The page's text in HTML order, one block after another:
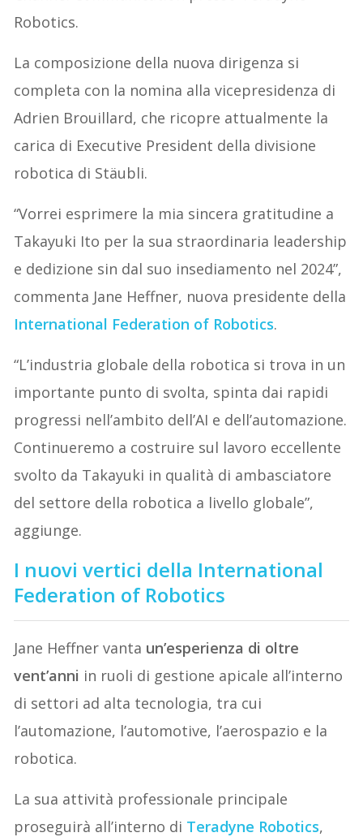
Robotics.
La composizione della nuova dirigenza si
completa con la nomina alla vicepresidenza di
Adrien Brouillard, che ricopre attualmente la
carica di Executive President della divisione
robotica di Stäubli.
“Vorrei esprimere la mia sincera gratitudine a
Takayuki Ito per la sua straordinaria leadership
e dedizione sin dal suo insediamento nel 2024”,
commenta Jane Heffner, nuova presidente della
International Federation of Robotics.
“L’industria globale della robotica si trova in un
importante punto di svolta, spinta dai rapidi
progressi nell’ambito dell’AI e dell’automazione.
Continueremo a costruire sul lavoro eccellente
svolto da Takayuki in qualità di ambasciatore
del settore della robotica a livello globale”,
aggiunge.
I nuovi vertici della International
Federation of Robotics
Jane Heffner vanta un’esperienza di oltre
vent’anni in ruoli di gestione apicale all’interno
di settori ad alta tecnologia, tra cui
l’automazione, l’automotive, l’aerospazio e la
robotica.
La sua attività professionale principale
proseguirà all’interno di Teradyne Robotics,